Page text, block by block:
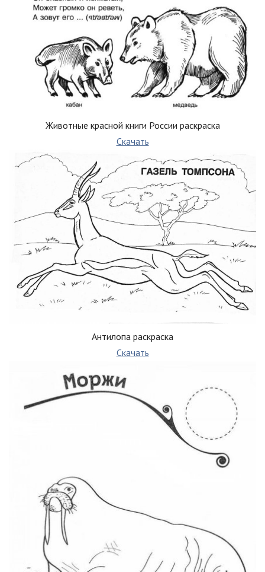
Животные красной книги России раскраска
Скачать
Антилопа раскраска
Скачать